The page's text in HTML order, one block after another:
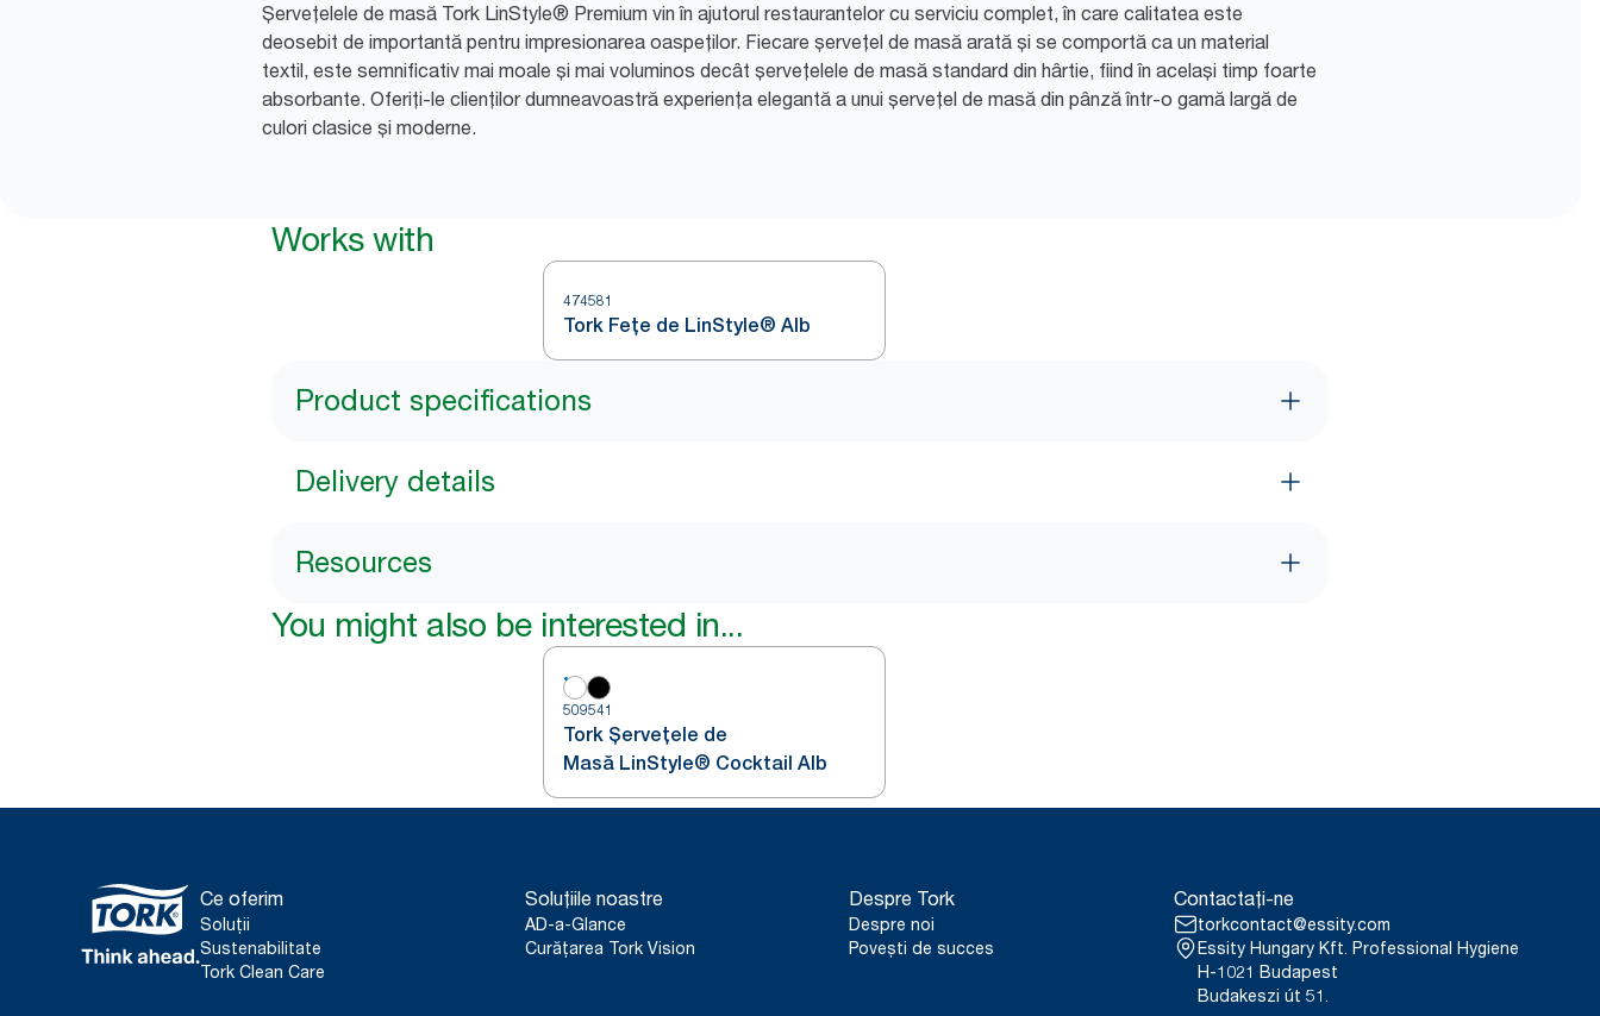
Șervețelele de masă Tork LinStyle® Premium vin în ajutorul restaurantelor cu serviciu complet, în care calitatea este
deosebit de importantă pentru impresionarea oaspeților. Fiecare șervețel de masă arată și se comportă ca un material
textil, este semnificativ mai moale și mai voluminos decât șervețelele de masă standard din hârtie, fiind în același timp foarte
absorbante. Oferiți-le clienților dumneavoastră experiența elegantă a unui șervețel de masă din pânză într-o gamă largă de
culori clasice și moderne.
Works with
474581
Tork Fețe de LinStyle® Alb
Product specifications
Delivery details
Resources
You might also be interested in...
509541
Tork Șervețele de
Masă LinStyle® Cocktail Alb
Ce oferim
Soluții
Sustenabilitate
Tork Clean Care
Soluțiile noastre
AD-a-Glance
Curățarea Tork Vision
Despre Tork
Despre noi
Povești de succes
Contactați-ne
torkcontact@essity.com
Essity Hungary Kft. Professional Hygiene
H-1021 Budapest
Budakeszi út 51.